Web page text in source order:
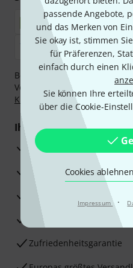
passende Angebote,
und das Merken von
Sie okay ist, stimmen
für Präferenzen,
einfach durch einen
Sie können Ihre
über die Cookie-
Cookies ablehnen
Impressum ·
Bezahlen Sie vertraulich
Vorkasse, PayPal, Amazon
Klarna Ratenzahlungoder
Ihre Vorteile
3 Jahre Thomann
30 Tage Money-Back-
Beratung durch
Zufriedenheitsgarantie